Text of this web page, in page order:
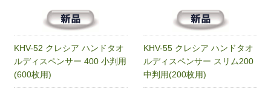
KHV-52 クレシア ハンドタオ
ルディスペンサー 400 小判用
(600枚用)
KHV-55 クレシア ハンドタオ
ルディスペンサー スリム200
中判用(200枚用)